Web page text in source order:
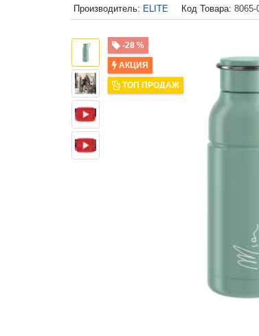
Производитель: ELITE Код Товара: 8065-
-28 %
АКЦИЯ
ТОП ПРОДАЖ